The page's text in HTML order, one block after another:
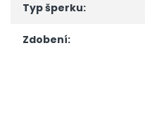
Typ šperku:
Zdobení: